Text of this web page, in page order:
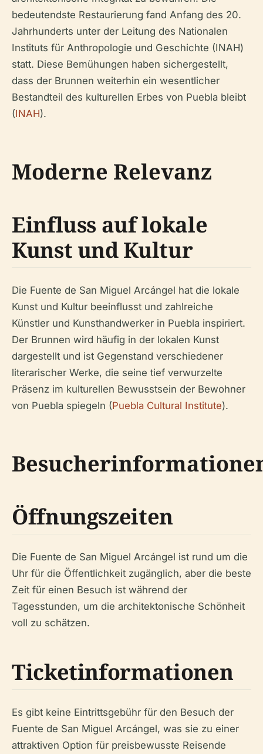
bedeutendste Restaurierung fand Anfang des 20.
Jahrhunderts unter der Leitung des Nationalen
Instituts für Anthropologie und Geschichte (INAH)
statt. Diese Bemühungen haben sichergestellt,
dass der Brunnen weiterhin ein wesentlicher
Bestandteil des kulturellen Erbes von Puebla bleibt
(INAH).
Moderne Relevanz
Einfluss auf lokale
Kunst und Kultur
Die Fuente de San Miguel Arcángel hat die lokale
Kunst und Kultur beeinflusst und zahlreiche
Künstler und Kunsthandwerker in Puebla inspiriert.
Der Brunnen wird häufig in der lokalen Kunst
dargestellt und ist Gegenstand verschiedener
literarischer Werke, die seine tief verwurzelte
Präsenz im kulturellen Bewusstsein der Bewohner
von Puebla spiegeln (Puebla Cultural Institute).
Öffnungszeiten
Die Fuente de San Miguel Arcángel ist rund um die
Uhr für die Öffentlichkeit zugänglich, aber die beste
Zeit für einen Besuch ist während der
Tagesstunden, um die architektonische Schönheit
voll zu schätzen.
Ticketinformationen
Es gibt keine Eintrittsgebühr für den Besuch der
Fuente de San Miguel Arcángel, was sie zu einer
attraktiven Option für preisbewusste Reisende